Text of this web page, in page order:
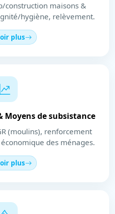
construction maisons &
hygiène, relèvement.
plus
de subsistance
(moulins), renforcement
des ménages.
plus